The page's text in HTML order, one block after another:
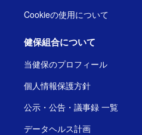
Cookieの使用について
健保組合について
当健保のプロフィール
個人情報保護方針
公示・公告・議事録 一覧
データヘルス計画